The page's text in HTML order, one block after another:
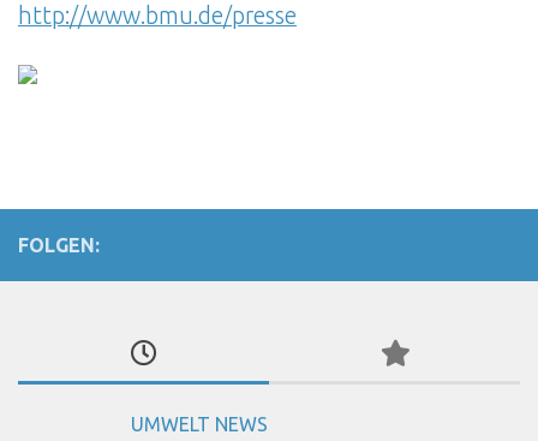
http://www.bmu.de/presse
FOLGEN:
UMWELT NEWS